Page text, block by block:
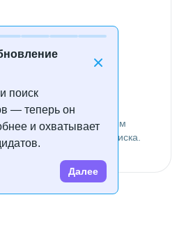
поиск
— теперь он
и охватывает
Далее
не найдены
по заданным
изменить условия поиска.